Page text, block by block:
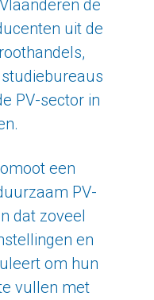
de
uit de
PV-sector in
een
PV-
dat zoveel
en
om hun
vullen met